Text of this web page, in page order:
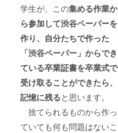
学生が、この集める作業か
ら参加して渋谷ペーパーを
作り、自分たちで作った
「渋谷ペーパー」からでき
ている卒業証書を卒業式で
受け取ることができたら、
記憶に残ると思います。
捨てられるものから作っ
ていても何も問題はないこ